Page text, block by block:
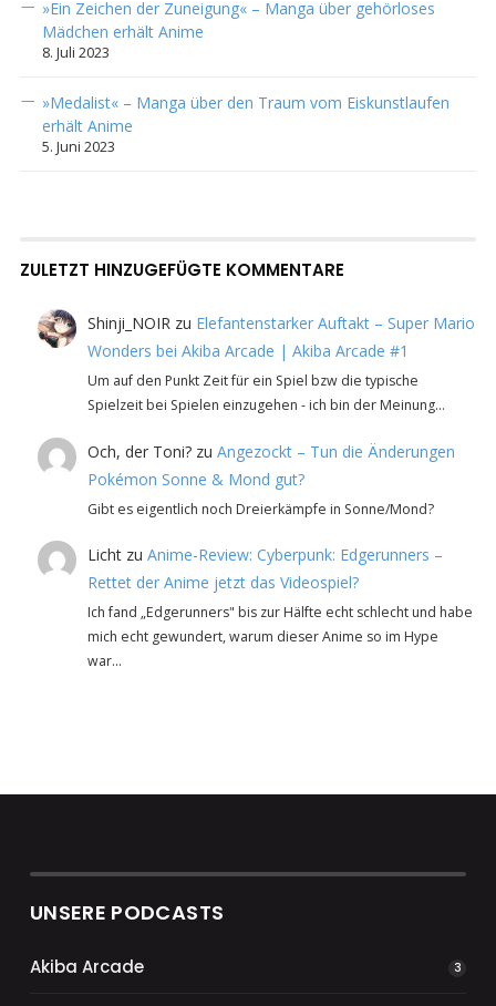
»Ein Zeichen der Zuneigung« – Manga über gehörloses
Mädchen erhält Anime
8. Juli 2023
»Medalist« – Manga über den Traum vom Eiskunstlaufen
erhält Anime
5. Juni 2023
ZULETZT HINZUGEFÜGTE KOMMENTARE
Shinji_NOIR zu Elefantenstarker Auftakt – Super Mario
Wonders bei Akiba Arcade | Akiba Arcade #1
Um auf den Punkt Zeit für ein Spiel bzw die typische
Spielzeit bei Spielen einzugehen - ich bin der Meinung…
Och, der Toni? zuAngezockt – Tun die Änderungen
Pokémon Sonne & Mond gut?
Gibt es eigentlich noch Dreierkämpfe in Sonne/Mond?
Licht zuAnime-Review: Cyberpunk: Edgerunners –
Rettet der Anime jetzt das Videospiel?
Ich fand „Edgerunners" bis zur Hälfte echt schlecht und habe
mich echt gewundert, warum dieser Anime so im Hype
war…
UNSERE PODCASTS
Akiba Arcade 3